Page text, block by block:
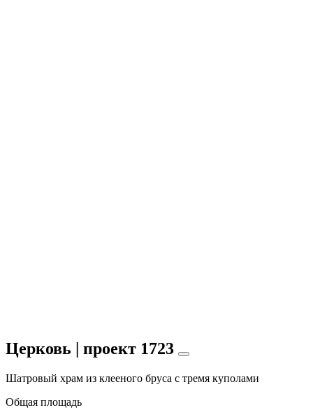
Церковь | проект 1723
Шатровый храм из клееного бруса с тремя куполами
Общая площадь